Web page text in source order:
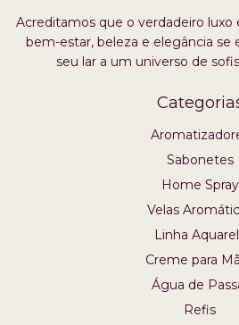
Acreditamos que o verdadeiro luxo
bem-estar, beleza e elegância se
seu lar a um universo de
Sabonetes
Home Spray
Velas
Linha
Creme para
Água de
Refis